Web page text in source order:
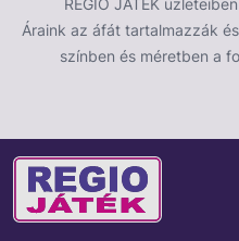
Áraink az áfát tartalmazzák
színben és méretben a